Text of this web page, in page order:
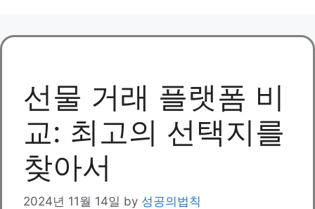
선물 거래 플랫폼 비
교: 최고의 선택지를
찾아서
2024년 11월 14일 by 성공의법칙